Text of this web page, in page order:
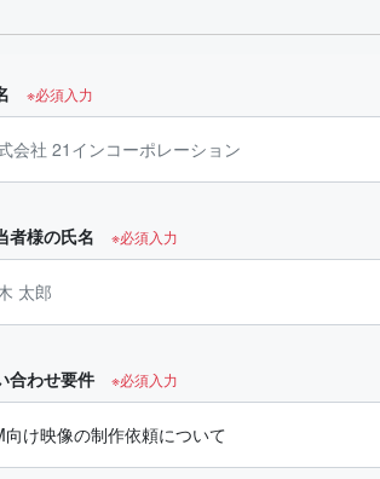
※必須入力
者様の氏名 ※必須入力
合わせ要件 ※必須入力